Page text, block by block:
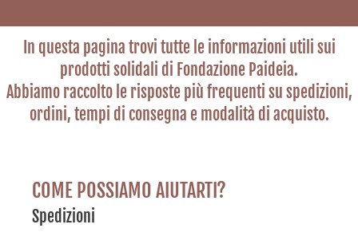
In questa pagina trovi tutte le informazioni utili sui
prodotti solidali di Fondazione Paideia.
Abbiamo raccolto le risposte più frequenti su spedizioni,
ordini, tempi di consegna e modalità di acquisto.
COME POSSIAMO AIUTARTI?
Spedizioni